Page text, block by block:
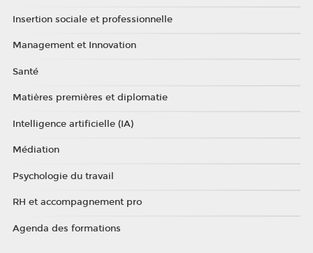
Insertion sociale et professionnelle
Management et Innovation
Santé
Matières premières et diplomatie
Intelligence artificielle (IA)
Médiation
Psychologie du travail
RH et accompagnement pro
Agenda des formations